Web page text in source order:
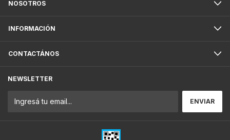
NOSOTROS
INFORMACIÓN
CONTACTÁNOS
NEWSLETTER